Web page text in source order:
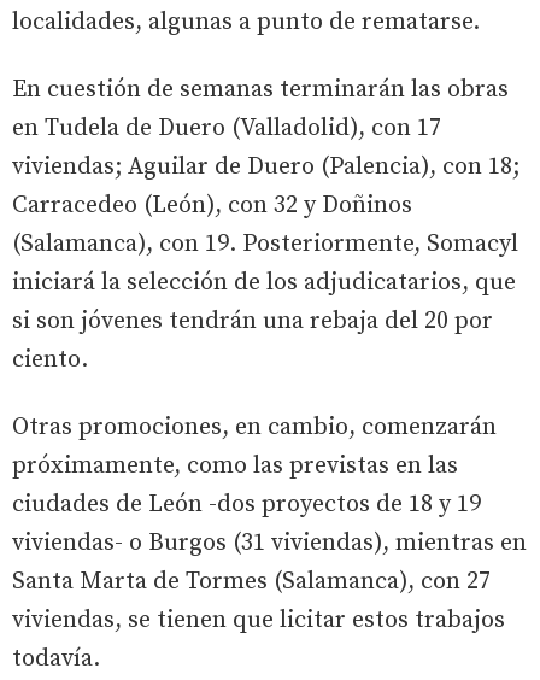
localidades, algunas a punto de rematarse.
En cuestión de semanas terminarán las obras
en Tudela de Duero (Valladolid), con 17
viviendas; Aguilar de Duero (Palencia), con 18;
Carracedeo (León), con 32 y Doñinos
(Salamanca), con 19. Posteriormente, Somacyl
iniciará la selección de los adjudicatarios, que
si son jóvenes tendrán una rebaja del 20 por
ciento.
Otras promociones, en cambio, comenzarán
próximamente, como las previstas en las
ciudades de León -dos proyectos de 18 y 19
viviendas- o Burgos (31 viviendas), mientras en
Santa Marta de Tormes (Salamanca), con 27
viviendas, se tienen que licitar estos trabajos
todavía.